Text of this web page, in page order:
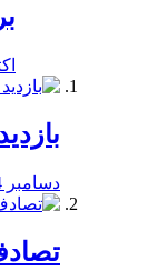
دسامبر 24, 2019